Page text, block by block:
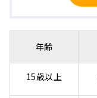
年齢
15歳以上